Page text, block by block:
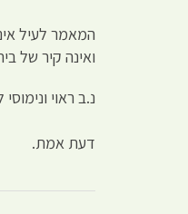
המאמר לעיל
ואינה קיר של
נ.ב ראוי
דעת אמת.